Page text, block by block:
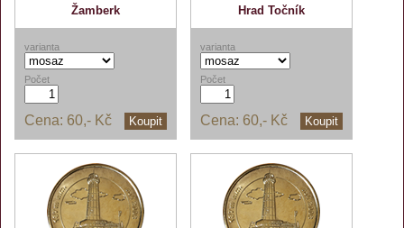
Žamberk
varianta
Počet
Koupit
Cena: 60,- Kč
Hrad Točník
varianta
Počet
Koupit
Cena: 60,- Kč